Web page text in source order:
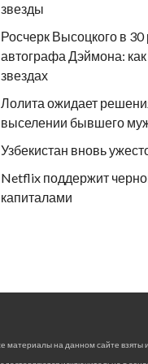
звезды
Росчерк Высоцкого в
автографа Дэймона:
звездах
Лолита ожидает
выселении бывшего
Узбекистан вновь
Netflix поддержит
капиталами
материалы на данном сайте взяты